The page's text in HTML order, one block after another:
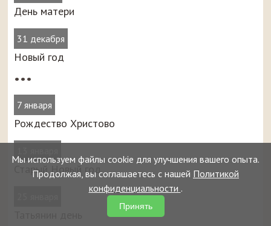
День матери
31 декабря
Новый год
•••
7 января
Рождество Христово
Старый Новый год
Мы используем файлы cookie для улучшения вашего опыта.
Продолжая, вы соглашаетесь с нашей Политикой
конфиденциальности .
Принять